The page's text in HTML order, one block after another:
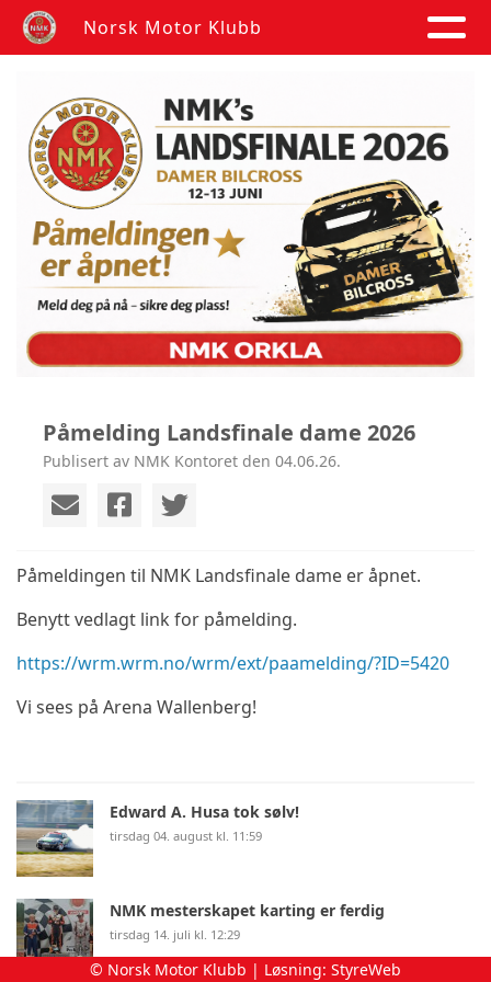
Norsk Motor Klubb
Påmelding Landsfinale dame 2026
Publisert av NMK Kontoret den 04.06.26.
Påmeldingen til NMK Landsfinale dame er åpnet.
Benytt vedlagt link for påmelding.
https://wrm.wrm.no/wrm/ext/paamelding/?ID=5420
Vi sees på Arena Wallenberg!
Edward A. Husa tok sølv!
tirsdag 04. august kl. 11:59
NMK mesterskapet karting er ferdig
tirsdag 14. juli kl. 12:29
© Norsk Motor Klubb | Løsning: StyreWeb